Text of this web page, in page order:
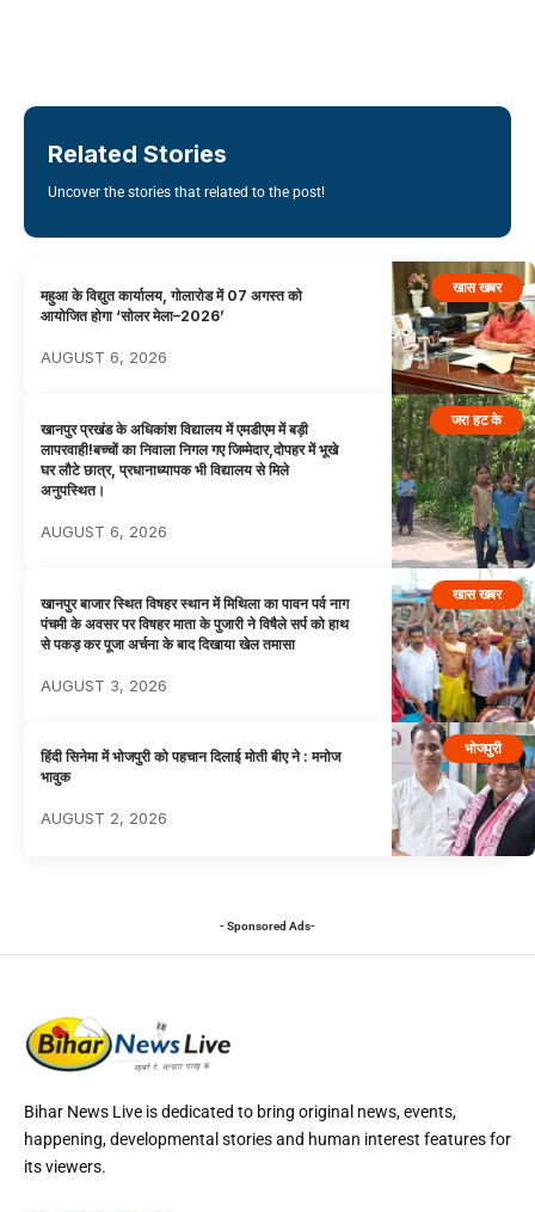
Related Stories
Uncover the stories that related to the post!
खास खबर
महुआ के विद्युत कार्यालय, गोलारोड में 07 अगस्त को
आयोजित होगा ‘सोलर मेला–2026’
AUGUST 6, 2026
जरा हट के
खानपुर प्रखंड के अधिकांश विद्यालय में एमडीएम में बड़ी
लापरवाही!बच्चों का निवाला निगल गए जिम्मेदार,दोपहर में भूखे
घर लौटे छात्र, प्रधानाध्यापक भी विद्यालय से मिले
अनुपस्थित।
AUGUST 6, 2026
खास खबर
खानपुर बाजार स्थित विषहर स्थान में मिथिला का पावन पर्व नाग
पंचमी के अवसर पर विषहर माता के पुजारी ने विषैले सर्प को हाथ
से पकड़ कर पूजा अर्चना के बाद दिखाया खेल तमासा
AUGUST 3, 2026
भोजपुरी
हिंदी सिनेमा में भोजपुरी को पहचान दिलाई मोती बीए ने : मनोज
भावुक
AUGUST 2, 2026
- Sponsored Ads-
Bihar News Live is dedicated to bring original news, events,
happening, developmental stories and human interest features for
its viewers.